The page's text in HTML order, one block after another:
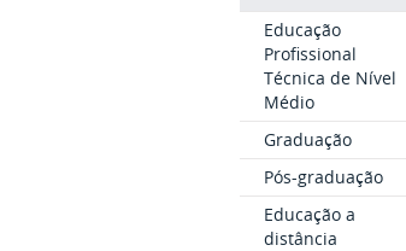
Educação
Profissional
Técnica de Nível
Médio
Graduação
Pós-graduação
Educação a
distância